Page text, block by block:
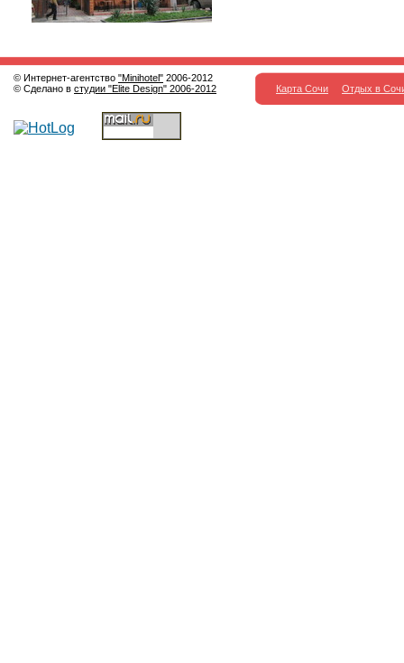
© Интернет-агентство "Minihotel" 2006-2012
© Сделано в студии "Elite Design" 2006-2012 Карта Сочи Отдых в